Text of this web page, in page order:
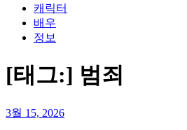
캐릭터
배우
정보
[태그:] 범죄
3월 15, 2026